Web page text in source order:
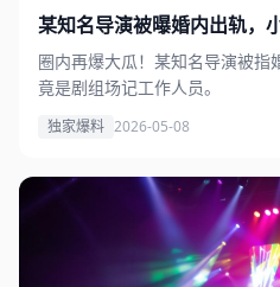
某知名导演被曝婚内出轨，
圈内再爆大瓜！某知名导演被指
竟是剧组场记工作人员。
独家爆料 2026-05-08